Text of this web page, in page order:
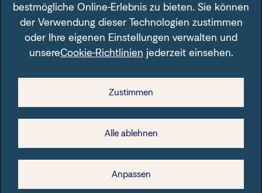
Income
Factsheet: DWS Invest ESG Equity Income
Beraterpräsentation: DWS Invest Top
Factsheet: DWS Invest Top Dividend
bestmögliche Online-Erlebnis zu bieten. Sie können
der Verwendung dieser Technologien zustimmen
oder Ihre eigenen Einstellungen verwalten und
unsereCookie-Richtlinien jederzeit einsehen.
Zustimmen
Alle ablehnen
Anpassen